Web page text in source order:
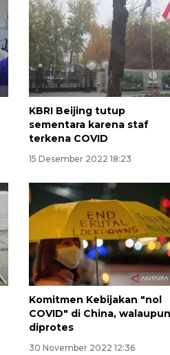
KBRI Beijing tutup
sementara karena staf
terkena COVID
15 Desember 2022 18:23
Komitmen Kebijakan "nol
COVID" di China, walaupun
diprotes
30 November 2022 12:36